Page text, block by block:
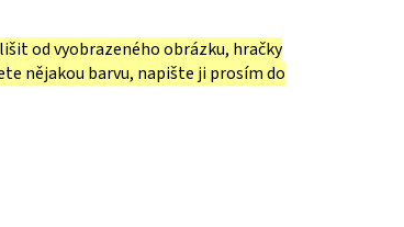
od vyobrazeného obrázku, hračky
nějakou barvu, napište ji prosím do